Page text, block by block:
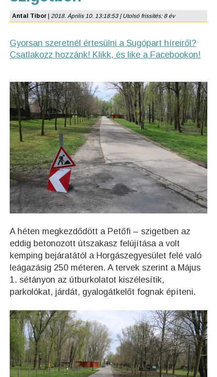
Antal Tibor 2018. Április 10. 13:18:53 | Utolsó frissítés: 8 év
Gyorsan szeretnél értesülni a Sugópart híreiről?
Csatlakozz hozzánk! Klikk, és like a Facebookon!
A héten megkezdődött a Petőfi – szigetben az
eddig betonozott útszakasz felújítása a volt
kemping bejáratától a Horgászegyesület felé való
leágazásig 250 méteren. A tervek szerint a Május
1. sétányon az útburkolatot kiszélesítik,
parkolókat, járdát, gyalogátkelőt fognak építeni.